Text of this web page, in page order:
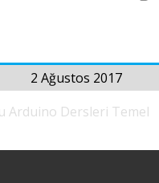
2 Ağustos 2017
Arduino Dersleri Temel